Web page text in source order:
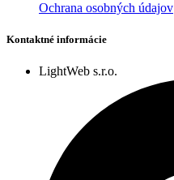
Ochrana osobných údajov
Kontaktné informácie
LightWeb s.r.o.